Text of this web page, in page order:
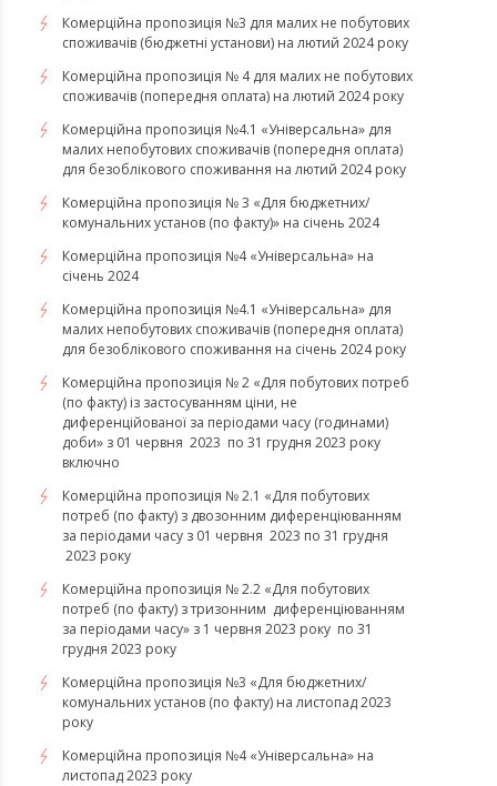
Комерційна пропозиція №3 для малих не побутових
споживачів (бюджетні установи) на лютий 2024 року
Комерційна пропозиція № 4 для малих не побутових
споживачів (попередня оплата) на лютий 2024 року
Комерційна пропозиція №4.1 «Універсальна» для
малих непобутових споживачів (попередня оплата)
для безоблікового споживання на лютий 2024 року
Комерційна пропозиція № 3 «Для бюджетних/
комунальних установ (по факту)» на січень 2024
Комерційна пропозиція №4 «Універсальна» на
січень 2024
Комерційна пропозиція №4.1 «Універсальна» для
малих непобутових споживачів (попередня оплата)
для безоблікового споживання на січень 2024 року
Комерційна пропозиція № 2 «Для побутових потреб
(по факту) із застосуванням ціни, не
диференційованої за періодами часу (годинами)
доби» з 01 червня 2023 по 31 грудня 2023 року
включно
Комерційна пропозиція № 2.1 «Для побутових
потреб (по факту) з двозонним диференціюванням
за періодами часу з 01 червня 2023 по 31 грудня
2023 року
Комерційна пропозиція № 2.2 «Для побутових
потреб (по факту) з тризонним диференціюванням
за періодами часу» з 1 червня 2023 року по 31
грудня 2023 року
Комерційна пропозиція №3 «Для бюджетних/
комунальних установ (по факту) на листопад 2023
року
Комерційна пропозиція №4 «Універсальна» на
листопад 2023 року